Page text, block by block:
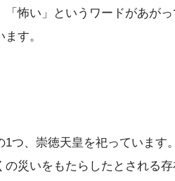
怖い」というワードがあが
す。
つ、崇徳天皇を祀っています
災いをもたらしたとされる